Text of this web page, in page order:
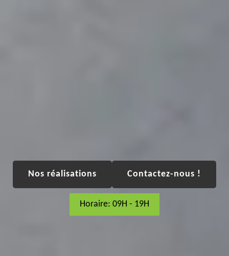
Nos réalisations Contactez-nous !
Horaire: 09H - 19H